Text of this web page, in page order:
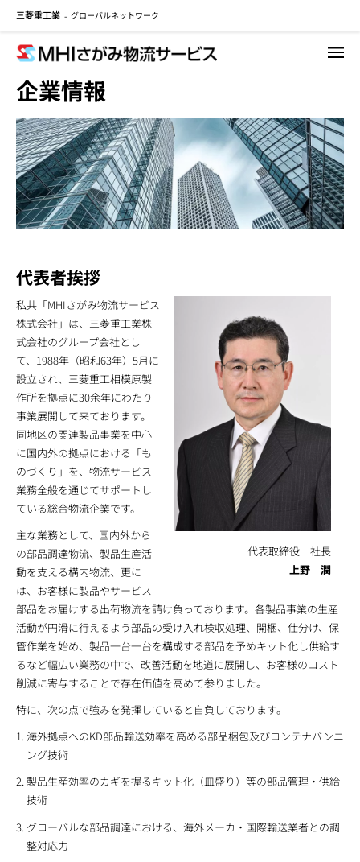
三菱重工業 - グローバルネットワーク
企業情報
代表者挨拶
代表取締役 社長
上野 潤
私共「MHIさがみ物流サービス
株式会社」は、三菱重工業株
式会社のグループ会社とし
て、1988年（昭和63年）5月に
設立され、三菱重工相模原製
作所を拠点に30余年にわたり
事業展開して来ております。
同地区の関連製品事業を中心
に国内外の拠点における「も
のづくり」を、物流サービス
業務全般を通じてサポートし
ている総合物流企業です。
主な業務として、国内外から
の部品調達物流、製品生産活
動を支える構内物流、更に
は、お客様に製品やサービス
部品をお届けする出荷物流を請け負っております。各製品事業の生産
活動が円滑に行えるよう部品の受け入れ検収処理、開梱、仕分け、保
管作業を始め、製品一台一台を構成する部品を予めキット化し供給す
るなど幅広い業務の中で、改善活動を地道に展開し、お客様のコスト
削減に寄与することで存在価値を高めて参りました。
特に、次の点で強みを発揮していると自負しております。
海外拠点へのKD部品輸送効率を高める部品梱包及びコンテナバンニ
ング技術
製品生産効率のカギを握るキット化（皿盛り）等の部品管理・供給
技術
グローバルな部品調達における、海外メーカ・国際輸送業者との調
整対応力